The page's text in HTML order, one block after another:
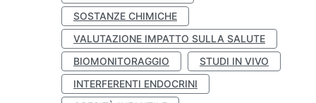
SOSTANZE CHIMICHE
VALUTAZIONE IMPATTO SULLA SALUTE
BIOMONITORAGGIO
STUDI IN VIVO
INTERFERENTI ENDOCRINI